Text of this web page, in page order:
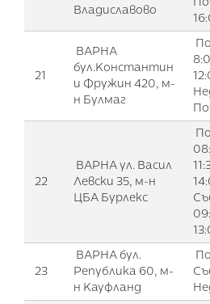
Владиславово
21
ВАРНА
бул.Константин
и Фружин 420, м-
н Булмаг
22
ВАРНА ул. Васил
Левски 35, м-н
ЦБА Бурлекс
23
ВАРНА бул.
Република 60, м-
н Кауфланд